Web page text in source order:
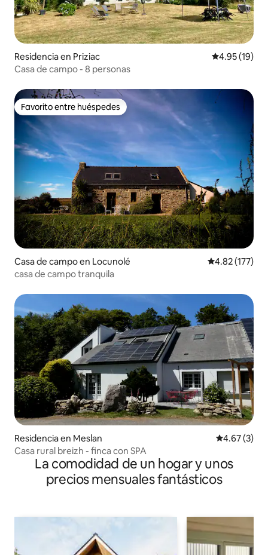
Residencia en Priziac Calificación
4.95 (19)
Casa de campo - 8 personas
Favorito entre huéspedes
Favorito entre huéspedes
Casa de campo en Locunolé Calificación
4.82 (177)
casa de campo tranquila
Residencia en Meslan Calificación
4.67 (3)
Casa rural breizh - finca con SPA
La comodidad de un hogar y unos
precios mensuales fantásticos